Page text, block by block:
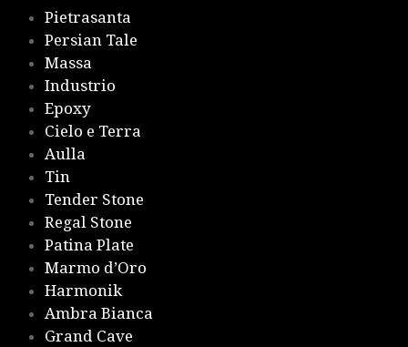
Pietrasanta
Persian Tale
Massa
Industrio
Epoxy
Cielo e Terra
Aulla
Tin
Tender Stone
Regal Stone
Patina Plate
Marmo d’Oro
Harmonik
Ambra Bianca
Grand Cave